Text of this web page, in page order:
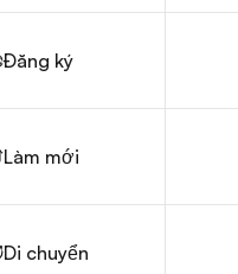
Đăng ký
Làm mới
Di chuyển